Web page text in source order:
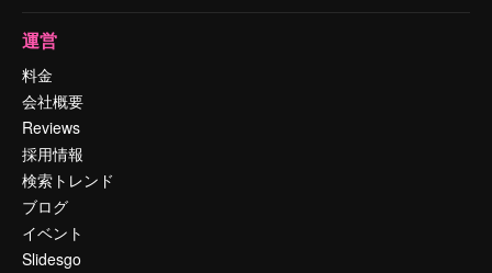
運営
料金
会社概要
Reviews
採用情報
検索トレンド
ブログ
イベント
Slidesgo